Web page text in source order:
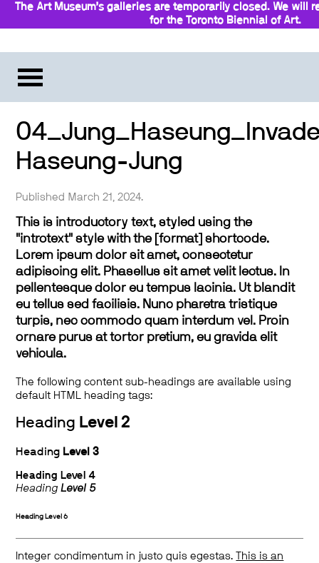
The Art Museum’s galleries are temporarily closed. We will
for the Toronto Biennial of Art.
Haseung-Jung
Published March 21, 2024.
This is introductory text, styled using the
"introtext" style with the [format] shortcode.
Lorem ipsum dolor sit amet, consectetur
adipiscing elit. Phasellus sit amet velit lectus. In
pellentesque dolor eu tempus lacinia. Ut blandit
eu tellus sed facilisis. Nunc pharetra tristique
turpis, nec commodo quam interdum vel. Proin
ornare purus at tortor pretium, eu gravida elit
vehicula.
The following content sub-headings are available using
default HTML heading tags:
Heading Level 2
Heading Level 3
Heading Level 4
HeadingLevel 5
Heading Level 6
Integer condimentum in justo quis egestas.
This is an